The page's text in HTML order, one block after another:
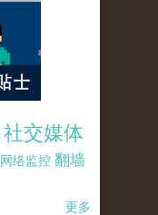
社交媒体
网络监控 翻墙
更多